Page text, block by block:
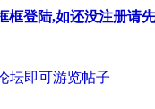
框登陆,如还没注册请
坛即可游览帖子